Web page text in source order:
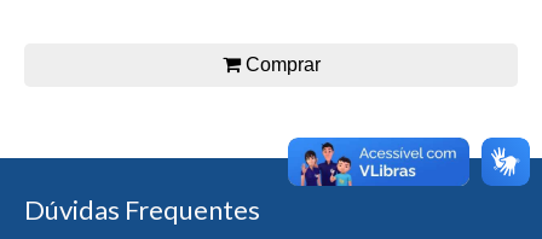
Comprar
Dúvidas Frequentes